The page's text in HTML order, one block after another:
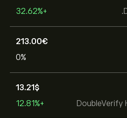
+32.62%
213.00‎€‎
0%
DoubleVerify
13.21‎$‎
+12.81%